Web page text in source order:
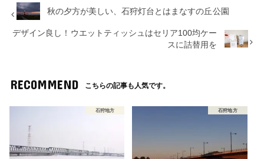
秋の夕方が美しい、石狩灯台とはまなすの丘公園
デザイン良し！ウエットティッシュはセリア100均ケー
スに詰替用を
RECOMMEND こちらの記事も人気です。
石狩地方 石狩地方